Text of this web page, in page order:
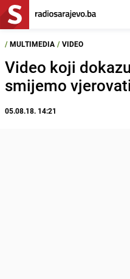
/ MULTIMEDIA / VIDEO
Video koji
smijemo
05.08.18. 14:21